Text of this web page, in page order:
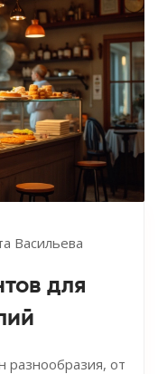
Васильева
для
разнообразия, от